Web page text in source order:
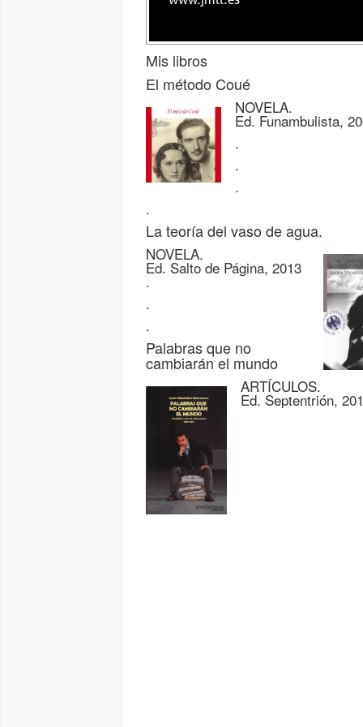
Mis libros
El método Coué
NOVELA.
Ed. Funambulista,
.
.
.
.
La teoría del vaso de agua.
NOVELA.
Ed. Salto de Página, 2013
.
.
.
Palabras que no
cambiarán el mundo
ARTÍCULOS.
Ed. Septentrión,